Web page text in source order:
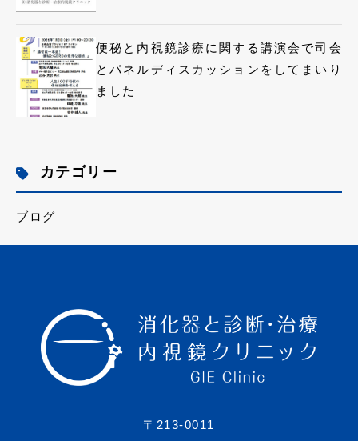
便秘と内視鏡診療に関する講演会で司会
とパネルディスカッションをしてまいり
ました
カテゴリー
ブログ
〒213-0011